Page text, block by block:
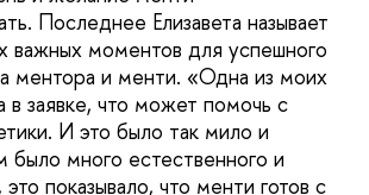
Последнее Елизавета называет
важных моментов для успешного
ментора и менти. «Одна из моих
в заявке, что может помочь с
И это было так мило и
было много естественного и
показывало, что менти готов с